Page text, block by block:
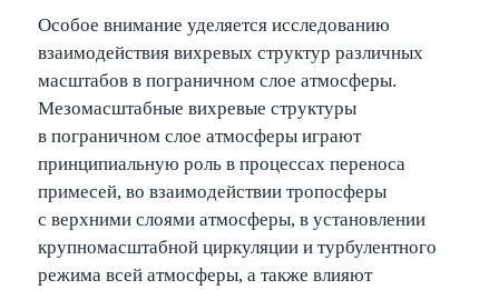
Особое внимание уделяется исследованию
взаимодействия вихревых структур различных
масштабов в пограничном слое атмосферы.
Мезомасштабные вихревые структуры
в пограничном слое атмосферы играют
принципиальную роль в процессах переноса
примесей, во взаимодействии тропосферы
с верхними слоями атмосферы, в установлении
крупномасштабной циркуляции и турбулентного
режима всей атмосферы, а также влияют